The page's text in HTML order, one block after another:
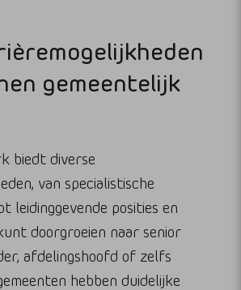
gemeentelijk
biedt diverse
van specialistische
posities en
doorgroeien naar senior
afdelingshoofd of zelfs
hebben duidelijke